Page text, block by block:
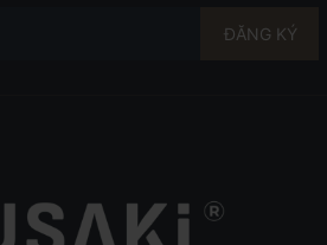
ĐĂNG KÝ